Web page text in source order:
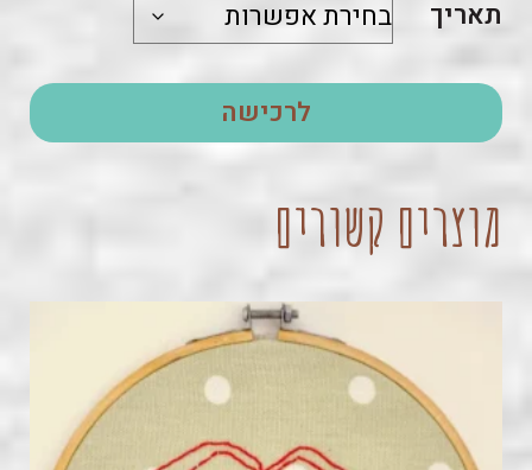
תאריך
לרכישה
מוצרים קשורים